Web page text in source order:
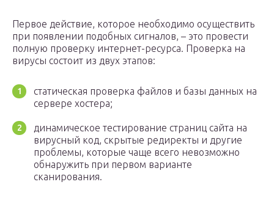
Первое действие, которое необходимо осуществить
при появлении подобных сигналов, – это провести
полную проверку интернет-ресурса. Проверка на
вирусы состоит из двух этапов:
статическая проверка файлов и базы данных на
сервере хостера;
динамическое тестирование страниц сайта на
вирусный код, скрытые редиректы и другие
проблемы, которые чаще всего невозможно
обнаружить при первом варианте
сканирования.